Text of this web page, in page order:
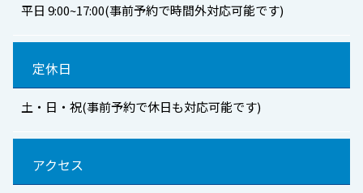
平日 9:00~17:00(事前予約で時間外対応可能です)
定休日
土・日・祝(事前予約で休日も対応可能です)
アクセス